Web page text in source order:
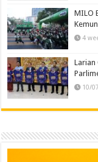
MILO
4
Larian
10/